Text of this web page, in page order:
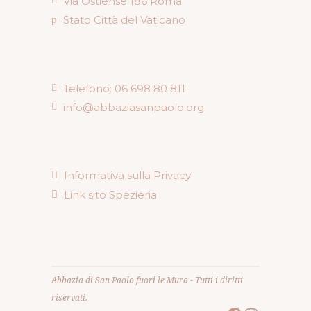
Stato Città del Vaticano
Telefono: 06 698 80 811
info@abbaziasanpaolo.org
Informativa sulla Privacy
Link sito Spezieria
Abbazia di San Paolo fuori le Mura - Tutti i diritti
riservati.